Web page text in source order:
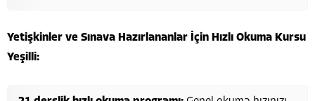
Yetişkinler ve Sınava Hazırlananlar İçin Hızlı Okuma Kursu
Yeşilli: